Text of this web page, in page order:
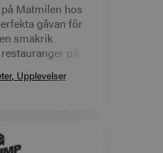
Matmilen hos
gåvan för
smakrik
på
Upplevelser